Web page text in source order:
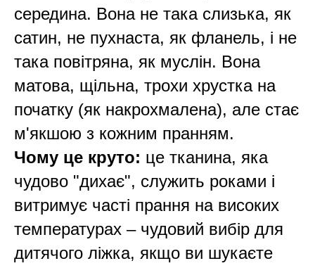
середина. Вона не така слизька, як
сатин, не пухнаста, як фланель, і не
така повітряна, як муслін. Вона
матова, щільна, трохи хрустка на
початку (як накрохмалена), але стає
м'якшою з кожним пранням.
Чому це круто: це тканина, яка
чудово "дихає", служить роками і
витримує часті прання на високих
температурах – чудовий вибір для
дитячого ліжка, якщо ви шукаєте